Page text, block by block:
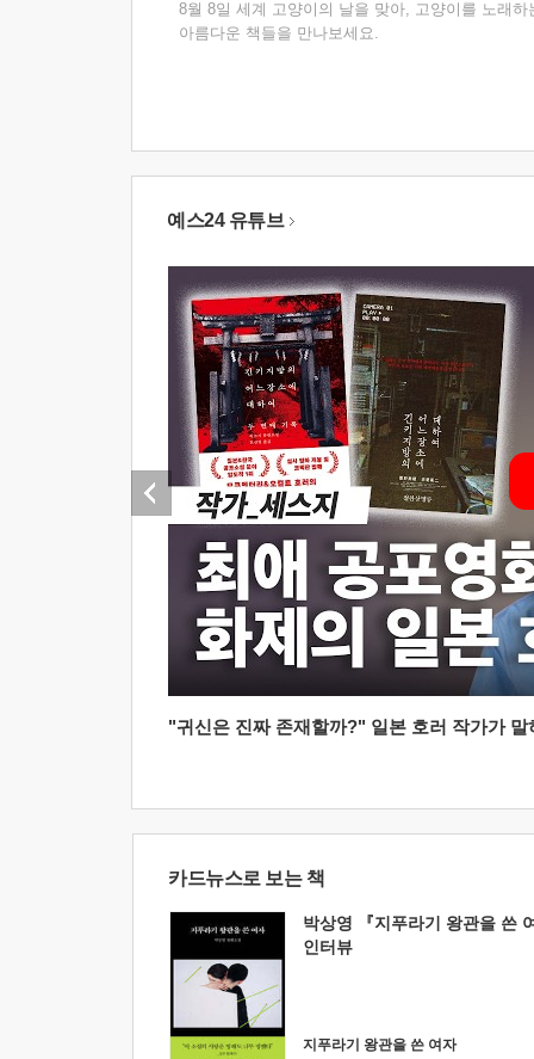
8월 8일 세계 고양이의 날을 맞아, 고양이를 노래하
아름다운 책들을 만나보세요.
예스24 유튜브
"귀신은 진짜 존재할까?" 일본 호러 작가가
카드뉴스로 보는 책
박상영 『지푸라기 왕관을 쓴
인터뷰
지푸라기 왕관을 쓴 여자